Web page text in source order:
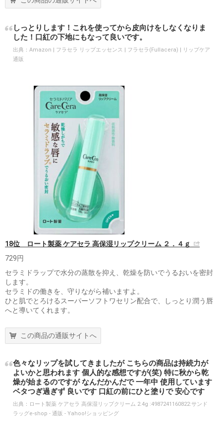
しっとりします！これを使ってから皮向けをしなくなりま
した！口紅の下地にもなって良いです。
出典： Amazon | フラセラ リップエッセンス | フラセラ(Fullacera) | リップケア
通販
18位 ロート製薬 ケアセラ 高保湿リップクリーム ２．４ｇ
729円
セラミドラップで水分の蒸散を抑え、乾燥を防いでうるおいを密封
します。
セラミドの働きを、守りながら補いますよ。
ひと肌でとろけるスーパーソフトワセリン配合で、しっとり潤う唇
へと導いてくれます。
この商品の通販サイトへ
色々なリップを試してきましたが こちらの商品は持続力が
よいかと思われます 個人的な感想ですが(笑) 特に秋から乾
燥が始まるのですが なんだかんだで 一年中 使用しています
ベタつぎ過ぎず 良いです 口紅の前にひと塗りで 安心です
出典： ロート製薬 ケアセラ 高保湿リップクリーム 2.4g :4987241160822:サンド
ラッグe-shop - 通販 - Yahoo!ショッピング